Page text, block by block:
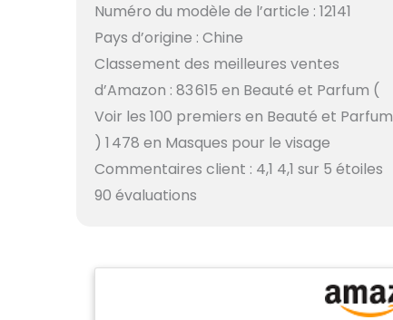
Numéro du modèle de l’article : 12141
Pays d’origine : Chine
Classement des meilleures ventes
d’Amazon : 83 615 en Beauté et Parfum (
Voir les 100 premiers en Beauté et Parfum
) 1 478 en Masques pour le visage
Commentaires client : 4,1 4,1 sur 5 étoiles
90 évaluations